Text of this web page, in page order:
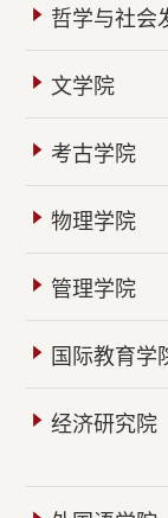
哲学与社会
文学院
考古学院
物理学院
管理学院
国际教育学
经济研究院